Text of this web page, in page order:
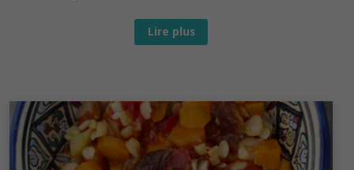
Notre
nouveau
produit
partir
de
mois
Lire plus